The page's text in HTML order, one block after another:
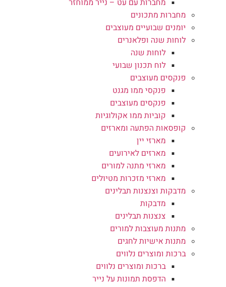
מחברות מתכונים
יומנים שבועיים מעוצבים
לוחות שנה ופלאנרים
לוחות שנה
לוח תכנון שבועי
פנקסים מעוצבים
פנקסי ממו מגנט
פנקסים מעוצבים
קוביות ממו אקולוגיות
קופסאות הפתעה ומארזים
מארזי יין
מארזים לאירועים
מארזי מתנה למורים
מארזי מזכרות מטיולים
מדבקות וצנצנות תבלינים
מדבקות
צנצנות תבלינים
מתנות מעוצבות למורים
מתנות אישיות לחגים
ברכות ומוצרים נלווים
ברכות ומוצרים נלווים
הדפסת תמונות על נייר